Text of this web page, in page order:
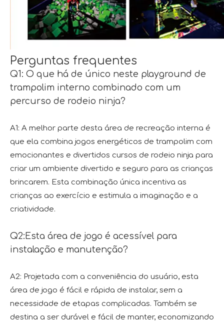
Perguntas frequentes
Q1: O que há de único neste playground de
trampolim interno combinado com um
percurso de rodeio ninja?
A1: A melhor parte desta área de recreação interna é
que ela combina jogos energéticos de trampolim com
emocionantes e divertidos cursos de rodeio ninja para
criar um ambiente divertido e seguro para as crianças
brincarem. Esta combinação única incentiva as
crianças ao exercício e estimula a imaginação e a
criatividade.
Q2:Esta área de jogo é acessível para
instalação e manutenção?
A2: Projetada com a conveniência do usuário, esta
área de jogo é fácil e rápida de instalar, sem a
necessidade de etapas complicadas. Também se
destina a ser durável e fácil de manter, economizando